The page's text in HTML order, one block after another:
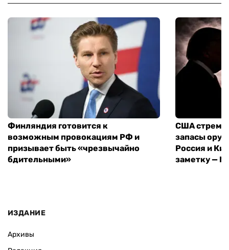
Финляндия готовится к
возможным провокациям РФ и
призывает быть «чрезвычайно
бдительными»
США
запасы
Россия и
заметку —
ИЗДАНИЕ
Архивы